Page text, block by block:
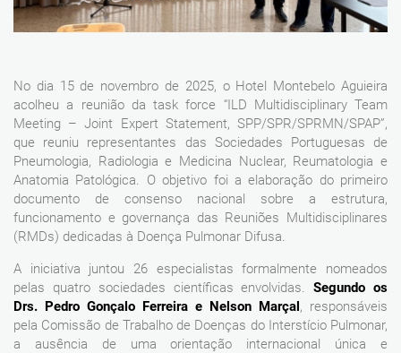
No dia 15 de novembro de 2025, o Hotel Montebelo Aguieira
acolheu a reunião da task force “ILD Multidisciplinary Team
Meeting – Joint Expert Statement, SPP/SPR/SPRMN/SPAP”,
que reuniu representantes das Sociedades Portuguesas de
Pneumologia, Radiologia e Medicina Nuclear, Reumatologia e
Anatomia Patológica. O objetivo foi a elaboração do primeiro
documento de consenso nacional sobre a estrutura,
funcionamento e governança das Reuniões Multidisciplinares
(RMDs) dedicadas à Doença Pulmonar Difusa.
A iniciativa juntou 26 especialistas formalmente nomeados
pelas quatro sociedades científicas envolvidas.Segundo os
Drs. Pedro Gonçalo Ferreira e Nelson Marçal, responsáveis
pela Comissão de Trabalho de Doenças do Interstício Pulmonar,
a ausência de uma orientação internacional única e